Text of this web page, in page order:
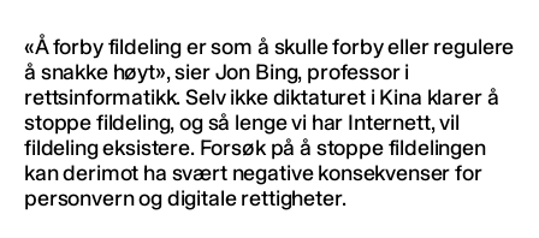
«Å forby fildeling er som å skulle forby eller regulere
å snakke høyt», sier Jon Bing, professor i
rettsinformatikk. Selv ikke diktaturet i Kina klarer å
stoppe fildeling, og så lenge vi har Internett, vil
fildeling eksistere. Forsøk på å stoppe fildelingen
kan derimot ha svært negative konsekvenser for
personvern og digitale rettigheter.